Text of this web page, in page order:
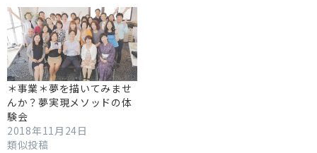
＊事業＊夢を描いてみませ
んか？夢実現メソッドの体
験会
2018年11月24日
類似投稿